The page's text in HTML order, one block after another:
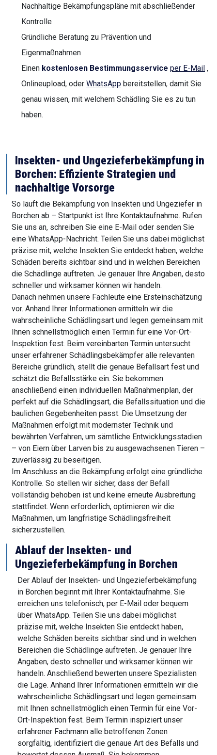
Nachhaltige Bekämpfungspläne mit abschließender
Kontrolle
Gründliche Beratung zu Prävention und
Eigenmaßnahmen
Einen kostenlosen Bestimmungsservice per E-Mail ,
Onlineupload, oder WhatsApp bereitstellen, damit Sie
genau wissen, mit welchem Schädling Sie es zu tun
haben.
Insekten- und Ungezieferbekämpfung in
Borchen: Effiziente Strategien und
nachhaltige Vorsorge
So läuft die Bekämpfung von Insekten und Ungeziefer in
Borchen ab – Startpunkt ist Ihre Kontaktaufnahme. Rufen
Sie uns an, schreiben Sie eine E-Mail oder senden Sie
eine WhatsApp-Nachricht. Teilen Sie uns dabei möglichst
präzise mit, welche Insekten Sie entdeckt haben, welche
Schäden bereits sichtbar sind und in welchen Bereichen
die Schädlinge auftreten. Je genauer Ihre Angaben, desto
schneller und wirksamer können wir handeln.
Danach nehmen unsere Fachleute eine Ersteinschätzung
vor. Anhand Ihrer Informationen ermitteln wir die
wahrscheinliche Schädlingsart und legen gemeinsam mit
Ihnen schnellstmöglich einen Termin für eine Vor-Ort-
Inspektion fest. Beim vereinbarten Termin untersucht
unser erfahrener Schädlingsbekämpfer alle relevanten
Bereiche gründlich, stellt die genaue Befallsart fest und
schätzt die Befallsstärke ein. Sie bekommen
anschließend einen individuellen Maßnahmenplan, der
perfekt auf die Schädlingsart, die Befallssituation und die
baulichen Gegebenheiten passt. Die Umsetzung der
Maßnahmen erfolgt mit modernster Technik und
bewährten Verfahren, um sämtliche Entwicklungsstadien
– von Eiern über Larven bis zu ausgewachsenen Tieren –
zuverlässig zu beseitigen.
Im Anschluss an die Bekämpfung erfolgt eine gründliche
Kontrolle. So stellen wir sicher, dass der Befall
vollständig behoben ist und keine erneute Ausbreitung
stattfindet. Wenn erforderlich, optimieren wir die
Maßnahmen, um langfristige Schädlingsfreiheit
sicherzustellen.
Ablauf der Insekten- und
Ungezieferbekämpfung in Borchen
Der Ablauf der Insekten- und Ungezieferbekämpfung
in Borchen beginnt mit Ihrer Kontaktaufnahme. Sie
erreichen uns telefonisch, per E-Mail oder bequem
über WhatsApp. Teilen Sie uns dabei möglichst
präzise mit, welche Insekten Sie entdeckt haben,
welche Schäden bereits sichtbar sind und in welchen
Bereichen die Schädlinge auftreten. Je genauer Ihre
Angaben, desto schneller und wirksamer können wir
handeln. Anschließend bewerten unsere Spezialisten
die Lage. Anhand Ihrer Informationen ermitteln wir die
wahrscheinliche Schädlingsart und legen gemeinsam
mit Ihnen schnellstmöglich einen Termin für eine Vor-
Ort-Inspektion fest. Beim Termin inspiziert unser
erfahrener Fachmann alle betroffenen Zonen
sorgfältig, identifiziert die genaue Art des Befalls und